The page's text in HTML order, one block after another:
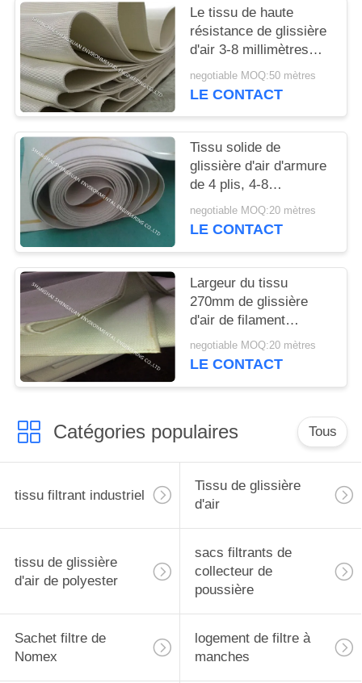
PRIVACY
POLICY
Le tissu de haute
résistance de glissière
d'air 3-8 millimètres
d'épaisseur pour le
convoyeur
negotiable MOQ:50 mètres
LE CONTACT
Tissu solide de
glissière d'air d'armure
de 4 plis, 4-8
millimètres de tissu
ceinturant d'épaisseur
negotiable MOQ:20 mètres
LE CONTACT
Largeur du tissu
270mm de glissière
d'air de filament
d'ANIMAL FAMILIER
pour le système
negotiable MOQ:20 mètres
LE CONTACT
Catégories populaires Tous
tissu filtrant industriel
Tissu de glissière
d'air
tissu de glissière
d'air de polyester
sacs filtrants de
collecteur de
poussière
Sachet filtre de
Nomex
logement de filtre à
manches